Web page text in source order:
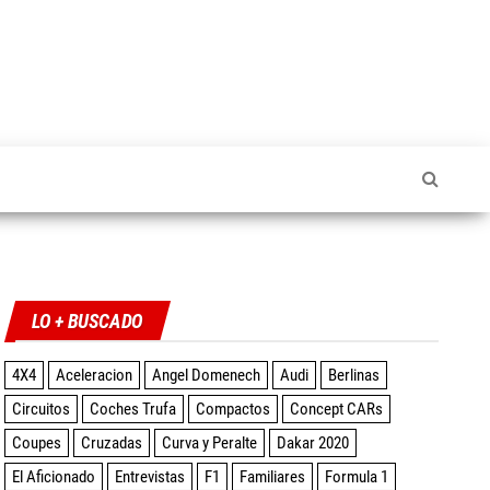
LO + BUSCADO
4X4 Aceleracion Angel Domenech Audi
Berlinas
Circuitos
Coches Trufa Compactos
Concept CARs
Coupes
Cruzadas Curva y Peralte
Dakar 2020
El Aficionado
Entrevistas F1 Familiares
Formula 1